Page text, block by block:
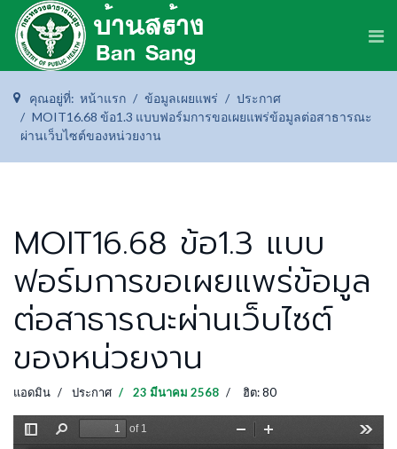
คุณอยู่ที่: หน้าแรก ข้อมูลเผยแพร่
ประกาศ
MOIT16.68 ข้อ1.3 แบบฟอร์มการขอเผยแพร่ข้อมูลต่อสาธารณะ
ผ่านเว็บไซต์ของหน่วยงาน
MOIT16.68 ข้อ1.3 แบบ
ฟอร์มการขอเผยแพร่ข้อมูล
ต่อสาธารณะผ่านเว็บไซต์
ของหน่วยงาน
แอดมิน ประกาศ 23 มีนาคม 2568 ฮิต: 80